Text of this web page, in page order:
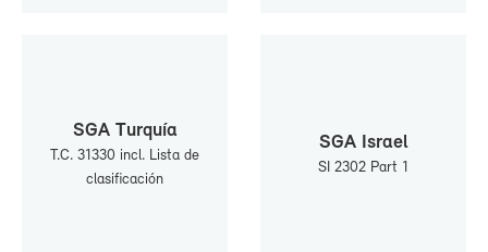
SGA Tur­quía
T.C. 31330 incl. Lis­ta de
cla­si­fi­ca­ción
SGA Is­rael
SI 2302 Part 1